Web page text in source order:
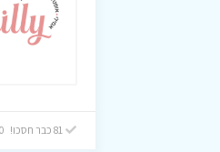
81 כבר חסכו! 0 היום